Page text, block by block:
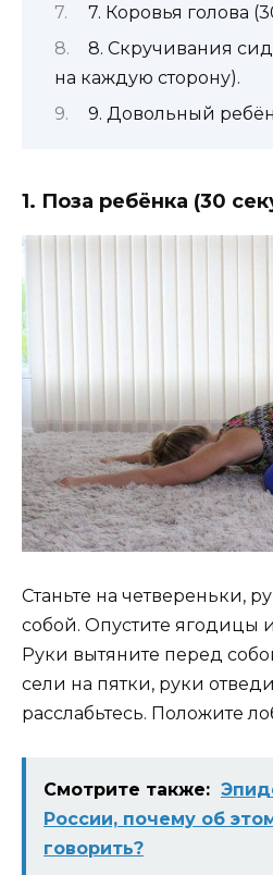
7. Коровья голова
8. Скручивания
на каждую сторону).
9. Довольный
1. Поза ребёнка (30
Станьте на четвереньки,
собой. Опустите ягодицы
Руки вытяните перед
сели на пятки, руки
расслабьтесь. Положите
Смотрите также:
России, почему об
говорить?